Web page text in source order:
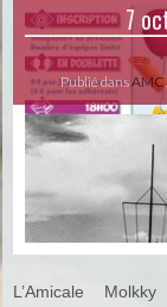
7
Publié dansAMC,
L’Amicale